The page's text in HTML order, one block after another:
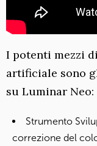
I potenti mezzi
artificiale sono
su Luminar Neo:
Strumento
correzione del